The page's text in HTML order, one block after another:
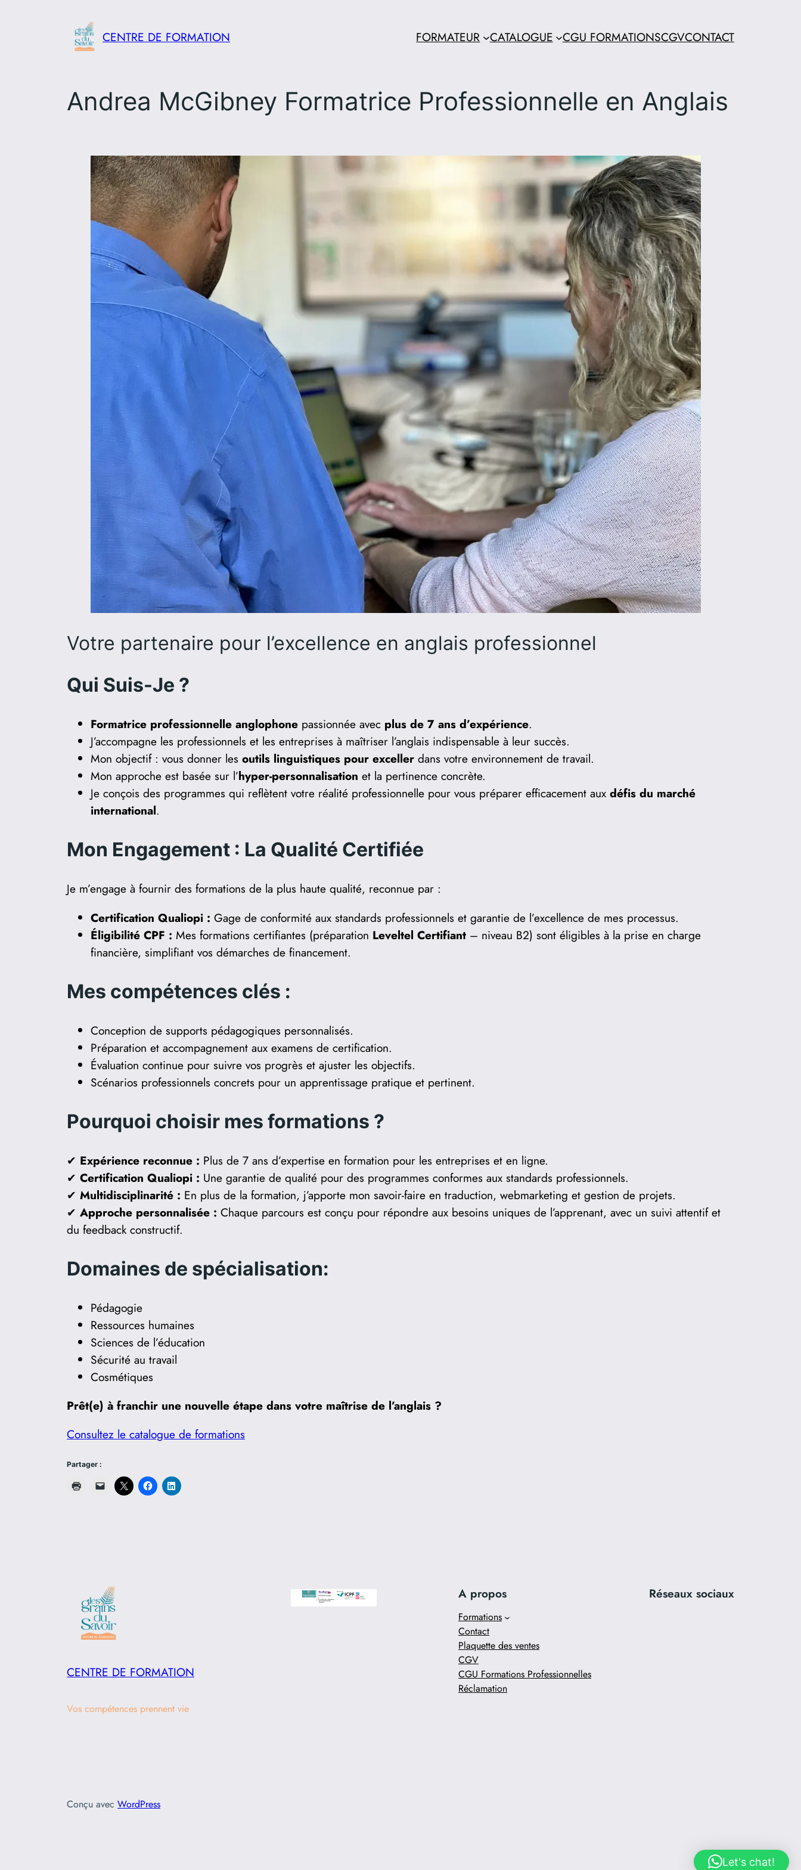
CENTRE DE FORMATION FORMATEUR CATALOGUE CGU FORMATIONSCGVCONTACT
Andrea McGibney Formatrice Professionnelle en Anglais
Votre partenaire pour l’excellence en anglais professionnel
Qui Suis-Je ?
Formatrice professionnelle anglophone passionnée avec plus de 7 ans d’expérience.
J’accompagne les professionnels et les entreprises à maîtriser l’anglais indispensable à leur succès.
Mon objectif : vous donner les outils linguistiques pour exceller dans votre environnement de travail.
Mon approche est basée sur l’hyper-personnalisation et la pertinence concrète.
Je conçois des programmes qui reflètent votre réalité professionnelle pour vous préparer efficacement aux défis du marché
international.
Mon Engagement : La Qualité Certifiée
Je m’engage à fournir des formations de la plus haute qualité, reconnue par :
Certification Qualiopi : Gage de conformité aux standards professionnels et garantie de l’excellence de mes processus.
Éligibilité CPF : Mes formations certifiantes (préparation Leveltel Certifiant – niveau B2) sont éligibles à la prise en charge
financière, simplifiant vos démarches de financement.
Mes compétences clés :
Conception de supports pédagogiques personnalisés.
Préparation et accompagnement aux examens de certification.
Évaluation continue pour suivre vos progrès et ajuster les objectifs.
Scénarios professionnels concrets pour un apprentissage pratique et pertinent.
Pourquoi choisir mes formations ?
✔ Expérience reconnue : Plus de 7 ans d’expertise en formation pour les entreprises et en ligne.
✔ Certification Qualiopi : Une garantie de qualité pour des programmes conformes aux standards professionnels.
✔ Multidisciplinarité : En plus de la formation, j’apporte mon savoir-faire en traduction, webmarketing et gestion de projets.
✔ Approche personnalisée : Chaque parcours est conçu pour répondre aux besoins uniques de l’apprenant, avec un suivi attentif et
du feedback constructif.
Domaines de spécialisation:
Pédagogie
Ressources humaines
Sciences de l’éducation
Sécurité au travail
Cosmétiques
Prêt(e) à franchir une nouvelle étape dans votre maîtrise de l’anglais ?
Consultez le catalogue de formations
Partager :
CENTRE DE FORMATION
Vos compétences prennent vie
A propos
Formations
Contact
Plaquette des ventes
CGV
CGU Formations Professionnelles
Réclamation
Réseaux sociaux
Conçu avec WordPress
Let's chat!